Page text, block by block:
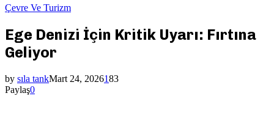
Çevre Ve Turizm
Ege Denizi İçin Kritik Uyarı: Fırtına
Geliyor
by sıla tankMart 24, 2026183
Paylaş0